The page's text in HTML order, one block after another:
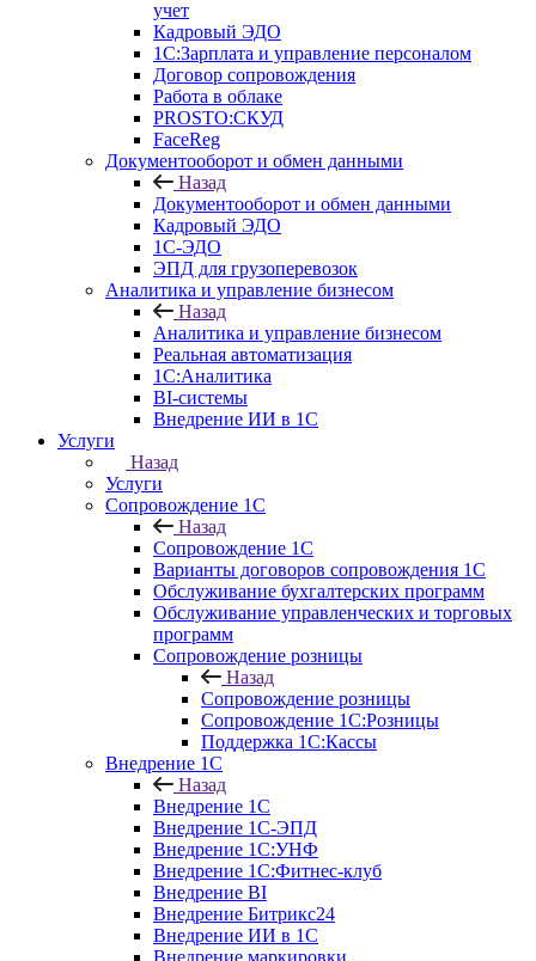
учет
Кадровый ЭДО
1С:Зарплата и управление персоналом
Договор сопровождения
Работа в облаке
PROSTO:СКУД
FaceReg
Документооборот и обмен данными
Назад
Документооборот и обмен данными
Кадровый ЭДО
1С-ЭДО
ЭПД для грузоперевозок
Аналитика и управление бизнесом
Назад
Аналитика и управление бизнесом
Реальная автоматизация
1С:Аналитика
BI-системы
Внедрение ИИ в 1С
Услуги
Назад
Услуги
Сопровождение 1С
Назад
Сопровождение 1С
Варианты договоров сопровождения 1С
Обслуживание бухгалтерских программ
Обслуживание управленческих и торговых
программ
Сопровождение розницы
Назад
Сопровождение розницы
Сопровождение 1С:Розницы
Поддержка 1С:Кассы
Внедрение 1С
Назад
Внедрение 1С
Внедрение 1С-ЭПД
Внедрение 1С:УНФ
Внедрение 1С:Фитнес-клуб
Внедрение BI
Внедрение Битрикс24
Внедрение ИИ в 1С
Внедрение маркировки